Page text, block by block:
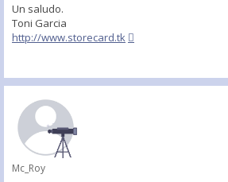
Un saludo.
Toni Garcia
http://www.storecard.tk
Mc_Roy